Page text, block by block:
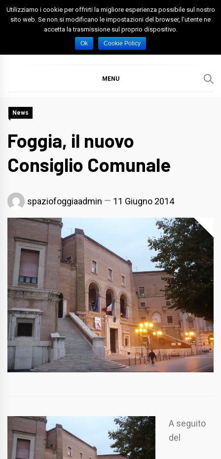
Skip
Spazio Foggia
Foggia News Calcio Eventi e Attività nella Capitanata
MENU
News
Foggia, il nuovo
Consiglio Comunale
spaziofoggiaadmin 11 Giugno 2014
A seguito
del
Utilizziamo i cookie per offrirti la migliore esperienza possibile sul nostro
sito web. Se non si modificano le impostazioni del browser, l'utente ne
accetta la trasmissione sul proprio dispositivo.
Ok Cookie Policy